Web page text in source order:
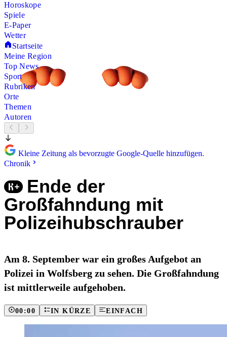
Horoskope
Spiele
E-Paper
Wetter
Startseite
Meine Region
Top News
Sport
Rubriken
Orte
Themen
Autoren
Kleine Zeitung als bevorzugte Google-Quelle hinzufügen.
Chronik
Ende der
Großfahndung mit
Polizeihubschrauber
Am 8. September war ein großes Aufgebot an
Polizei in Wolfsberg zu sehen. Die Großfahndung
ist mittlerweile aufgehoben.
00:00 IN KÜRZE EINFACH